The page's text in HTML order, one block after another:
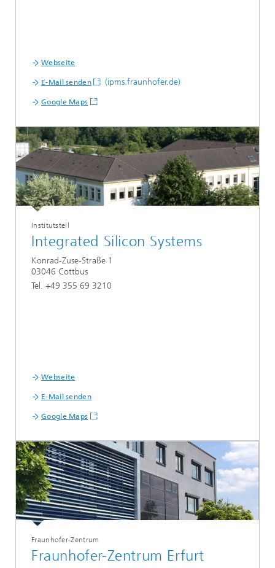
Webseite
E-Mail senden (ipms.fraunhofer.de)
Google Maps
Institutsteil
Integrated Silicon Systems
Konrad-Zuse-Straße 1
03046 Cottbus
Tel. +49 355 69 3210
Webseite
E-Mail senden
Google Maps
Fraunhofer-Zentrum
Fraunhofer-Zentrum Erfurt